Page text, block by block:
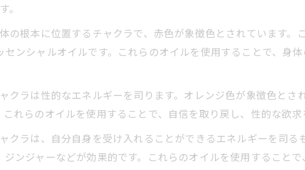
。
の根本に位置するチャクラで、赤色が象徴色とされています。
ンシャルオイルです。これらのオイルを使用することで、身
クラは性的なエネルギーを司ります。オレンジ色が象徴色とさ
れらのオイルを使用することで、自信を取り戻し、性的な欲求
クラは、自分自身を受け入れることができるエネルギーを司る
ンジャーなどが効果的です。これらのオイルを使用すること